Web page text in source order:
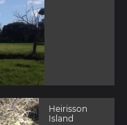
Heirisson
Island